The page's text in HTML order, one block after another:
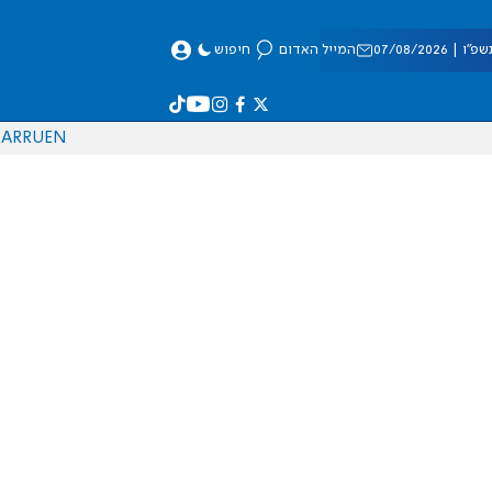
08/2026 המייל האדום חיפוש
EN
RU
AR